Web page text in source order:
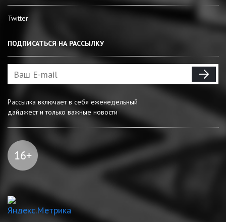
Twitter
ПОДПИСАТЬСЯ НА РАССЫЛКУ
Рассылка включает в себя еженедельный
дайджест и только важные новости